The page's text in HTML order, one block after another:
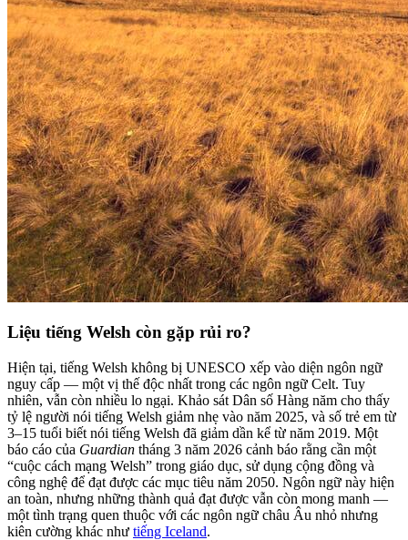
Liệu tiếng Welsh còn gặp rủi ro?
Hiện tại, tiếng Welsh không bị UNESCO xếp vào diện ngôn ngữ
nguy cấp — một vị thế độc nhất trong các ngôn ngữ Celt. Tuy
nhiên, vẫn còn nhiều lo ngại. Khảo sát Dân số Hàng năm cho thấy
tỷ lệ người nói tiếng Welsh giảm nhẹ vào năm 2025, và số trẻ em từ
3–15 tuổi biết nói tiếng Welsh đã giảm dần kể từ năm 2019. Một
báo cáo của Guardian tháng 3 năm 2026 cảnh báo rằng cần một
“cuộc cách mạng Welsh” trong giáo dục, sử dụng cộng đồng và
công nghệ để đạt được các mục tiêu năm 2050. Ngôn ngữ này hiện
an toàn, nhưng những thành quả đạt được vẫn còn mong manh —
một tình trạng quen thuộc với các ngôn ngữ châu Âu nhỏ nhưng
kiên cường khác như tiếng Iceland.